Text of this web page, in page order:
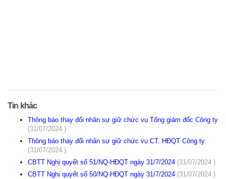
Tin khác
Thông báo thay đổi nhân sự giữ chức vụ Tổng giám đốc Công ty
(31/07/2024 )
Thông báo thay đổi nhân sự giữ chức vụ CT. HĐQT Công ty
(31/07/2024 )
CBTT Nghị quyết số 51/NQ-HĐQT ngày 31/7/2024 (31/07/2024 )
CBTT Nghị quyết số 50/NQ-HĐQT ngày 31/7/2024 (31/07/2024 )